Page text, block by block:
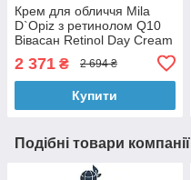
Крем для обличчя Mila
D`Opiz з ретинолом Q10
Вівасан Retinol Day Cream
2 371 ₴ 2 694 ₴
Купити
Подібні товари компанії